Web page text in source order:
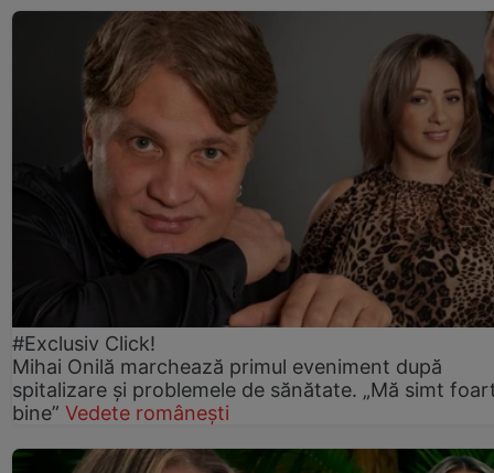
#Exclusiv Click!
Mihai Onilă marchează primul eveniment după
spitalizare și problemele de sănătate. „Mă simt
bine” Vedete românești